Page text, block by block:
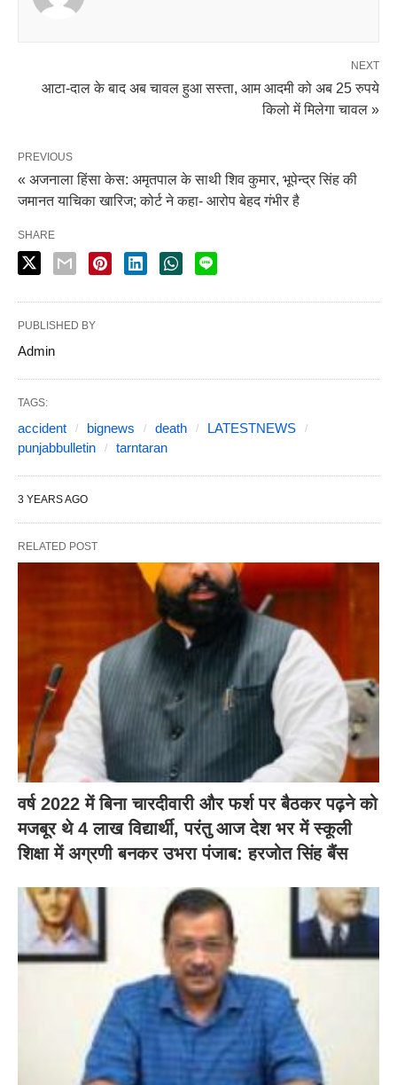
NEXT
आटा-दाल के बाद अब चावल हुआ सस्ता, आम आदमी को अब 25 रुपये
किलो में मिलेगा चावल »
PREVIOUS
« अजनाला हिंसा केस: अमृतपाल के साथी शिव कुमार, भूपेन्द्र सिंह की
जमानत याचिका खारिज; कोर्ट ने कहा- आरोप बेहद गंभीर है
SHARE
PUBLISHED BY
Admin
TAGS:
accident bignews death
LATESTNEWS
punjabbulletin
tarntaran
3 YEARS AGO
RELATED POST
वर्ष 2022 में बिना चारदीवारी और फर्श पर बैठकर पढ़ने को
मजबूर थे 4 लाख विद्यार्थी, परंतु आज देश भर में स्कूली
शिक्षा में अग्रणी बनकर उभरा पंजाब: हरजोत सिंह बैंस